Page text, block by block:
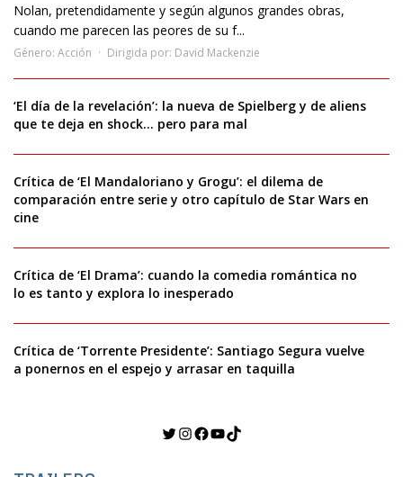
Nolan, pretendidamente y según algunos grandes obras,
cuando me parecen las peores de su f...
Género: Acción Dirigida por: David Mackenzie
‘El día de la revelación’: la nueva de Spielberg y de aliens
que te deja en shock… pero para mal
Crítica de ‘El Mandaloriano y Grogu’: el dilema de
comparación entre serie y otro capítulo de Star Wars en
cine
Crítica de ‘El Drama’: cuando la comedia romántica no
lo es tanto y explora lo inesperado
Crítica de ‘Torrente Presidente’: Santiago Segura vuelve
a ponernos en el espejo y arrasar en taquilla
Twitter
Instagram
Facebook
YouTube
TikTok